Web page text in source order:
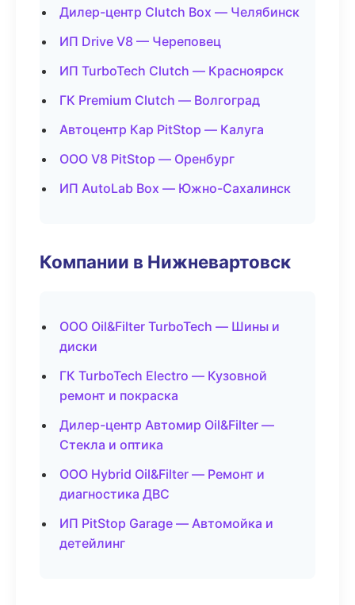
Дилер-центр Clutch Box — Челябинск
ИП Drive V8 — Череповец
ИП TurboTech Clutch — Красноярск
ГК Premium Clutch — Волгоград
Автоцентр Кар PitStop — Калуга
ООО V8 PitStop — Оренбург
ИП AutoLab Box — Южно-Сахалинск
Компании в Нижневартовск
ООО Oil&Filter TurboTech — Шины и
диски
ГК TurboTech Electro — Кузовной
ремонт и покраска
Дилер-центр Автомир Oil&Filter —
Стекла и оптика
ООО Hybrid Oil&Filter — Ремонт и
диагностика ДВС
ИП PitStop Garage — Автомойка и
детейлинг